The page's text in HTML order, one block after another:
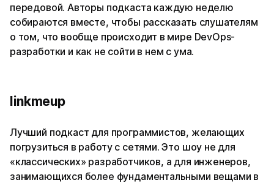
передовой. Авторы подкаста каждую неделю
собираются вместе, чтобы рассказать слушателям
о том, что вообще происходит в мире DevOps-
разработки и как не сойти в нем с ума.
linkmeup
Лучший подкаст для программистов, желающих
погрузиться в работу с сетями. Это шоу не для
«классических» разработчиков, а для инженеров,
занимающихся более фундаментальными вещами в